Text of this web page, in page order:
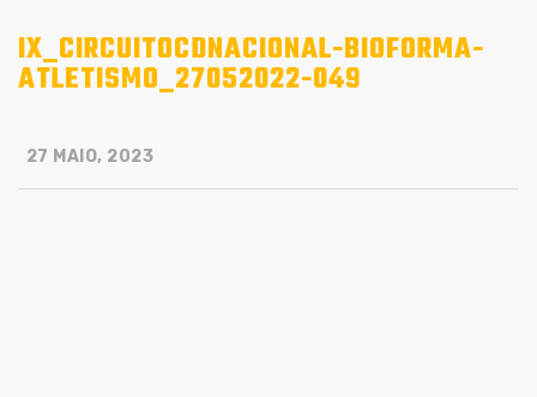
IX_CIRCUITOCDNACIONAL-BIOFORMA-
ATLETISMO_27052022-049
27 MAIO, 2023